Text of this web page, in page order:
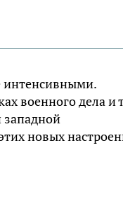
интенсивными.
военного дела и
западной
новых